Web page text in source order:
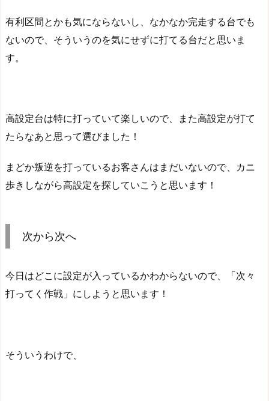
有利区間とかも気にならないし、なかなか完走する台でも
ないので、そういうのを気にせずに打てる台だと思いま
す。
高設定台は特に打っていて楽しいので、また高設定が打て
たらなあと思って選びました！
まどか叛逆を打っているお客さんはまだいないので、カニ
歩きしながら高設定を探していこうと思います！
次から次へ
今日はどこに設定が入っているかわからないので、「次々
打ってく作戦」にしようと思います！
そういうわけで、